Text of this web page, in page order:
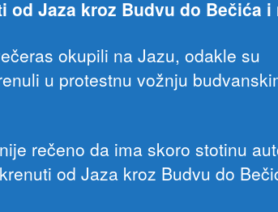
od Jaza kroz Budvu do Bečića i
okupili na Jazu, odakle su
u protestnu vožnju
rečeno da ima skoro stotinu
od Jaza kroz Budvu do